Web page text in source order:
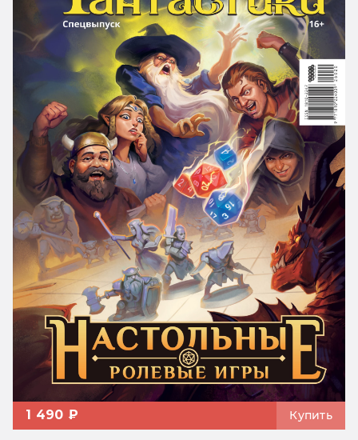
1 490 ₽ Купить